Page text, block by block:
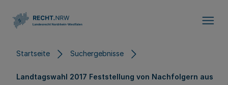
Startseite Suchergebnisse
Landtagswahl 2017 Feststellung von Nachfolgern aus